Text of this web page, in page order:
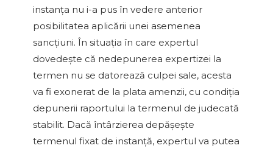
instanţa nu i-a pus în vedere anterior
posibilitatea aplicării unei asemenea
sancţiuni. În situaţia în care expertul
dovedeşte că nedepunerea expertizei la
termen nu se datorează culpei sale, acesta
va fi exonerat de la plata amenzii, cu condiţia
depunerii raportului la termenul de judecată
stabilit. Dacă întârzierea depăşeşte
termenul fixat de instanţă, expertul va putea